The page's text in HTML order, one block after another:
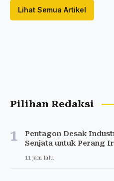
Lihat Semua Artikel
Pilihan Redaksi
1
Pentagon Desak
Senjata untuk Perang
11 jam lalu